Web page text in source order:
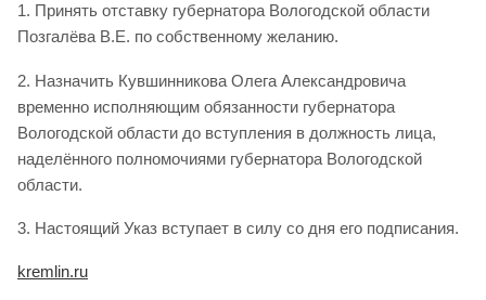
1. Принять отставку губернатора Вологодской области
Позгалёва В.Е. по собственному желанию.
2. Назначить Кувшинникова Олега Александровича
временно исполняющим обязанности губернатора
Вологодской области до вступления в должность лица,
наделённого полномочиями губернатора Вологодской
области.
3. Настоящий Указ вступает в силу со дня его подписания.
kremlin.ru